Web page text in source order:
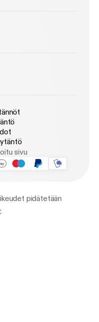
sivu
pidätetään